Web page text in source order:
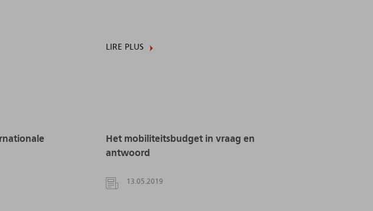
LIRE PLUS
Het mobiliteitsbudget in vraag en
antwoord
13.05.2019